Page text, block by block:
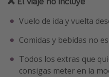
Vuelo de ida y vuelta
Comidas y bebidas no
Todos los extras que
consigas meter en la